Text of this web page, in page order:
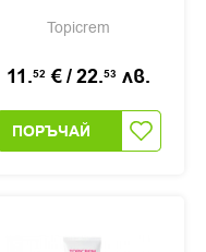
Topicrem
11.52 €/22.53 лв.
ПОРЪЧАЙ